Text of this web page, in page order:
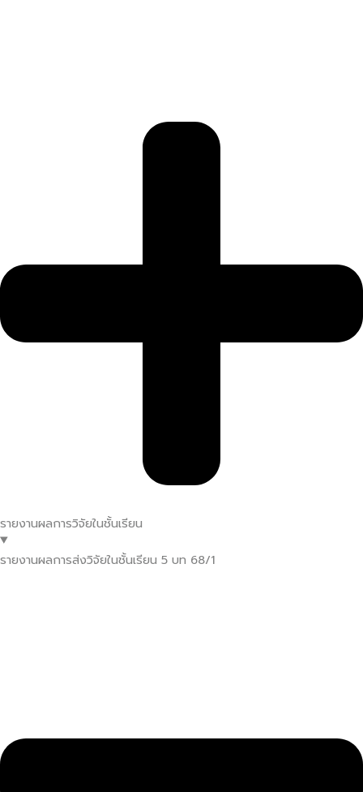
รายงานผลการวิจัยในชั้นเรียน
รายงานผลการส่งวิจัยในชั้นเรียน 5 บท 68/1